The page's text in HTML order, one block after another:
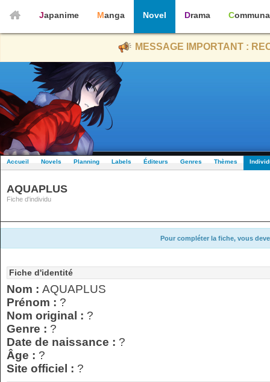
Japanime Manga Novel Drama
MESSAGE IMPORTANT :
Accueil Novels Planning Labels Éditeurs Genres Thèmes
AQUAPLUS
Fiche d'individu
Pour compléter la fiche, vous
Fiche d'identité
Nom : AQUAPLUS
Prénom : ?
Nom original : ?
Genre : ?
Date de naissance : ?
Âge : ?
Site officiel : ?